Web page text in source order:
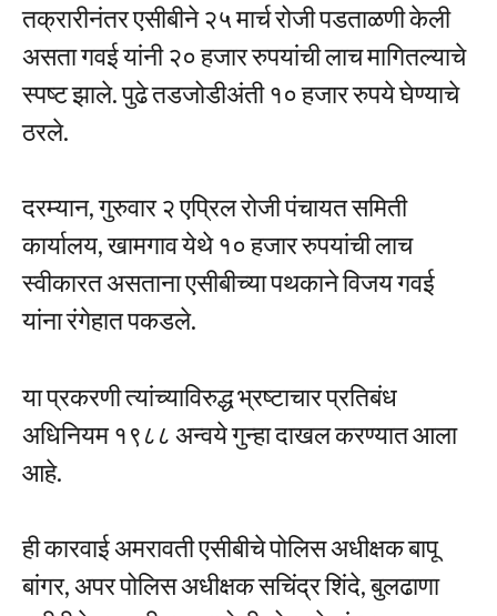
तक्रारीनंतर एसीबीने २५ मार्च रोजी पडताळणी केली
असता गवई यांनी २० हजार रुपयांची लाच मागितल्याचे
स्पष्ट झाले. पुढे तडजोडीअंती १० हजार रुपये घेण्याचे
ठरले.
दरम्यान, गुरुवार २ एप्रिल रोजी पंचायत समिती
कार्यालय, खामगाव येथे १० हजार रुपयांची लाच
स्वीकारत असताना एसीबीच्या पथकाने विजय गवई
यांना रंगेहात पकडले.
या प्रकरणी त्यांच्याविरुद्ध भ्रष्टाचार प्रतिबंध
अधिनियम १९८८ अन्वये गुन्हा दाखल करण्यात आला
आहे.
ही कारवाई अमरावती एसीबीचे पोलिस अधीक्षक बापू
बांगर, अपर पोलिस अधीक्षक सचिंद्र शिंदे, बुलढाणा